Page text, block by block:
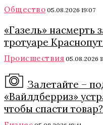
Общество 05.08.2026 19:07
«Газель» насмерть
тротуаре
Происшествия 05.08.2026
Залетайте –
«Вайлдберриз»
чтобы спасти товар?